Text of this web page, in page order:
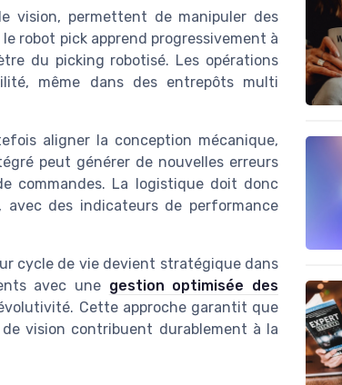
vision, permettent de manipuler des
robot pick apprend progressivement à
du picking robotisé. Les opérations
même dans des entrepôts multi
aligner la conception mécanique,
peut générer de nouvelles erreurs
commandes. La logistique doit donc
avec des indicateurs de performance
cycle de vie devient stratégique dans
avec une gestion optimisée des
Cette approche garantit que
vision contribuent durablement à la